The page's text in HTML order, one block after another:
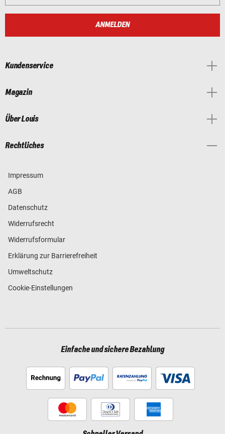
ANMELDEN
Kundenservice
Magazin
Über Louis
Rechtliches
Impressum
AGB
Datenschutz
Widerrufsrecht
Widerrufsformular
Erklärung zur Barrierefreiheit
Umweltschutz
Cookie-Einstellungen
Einfache und sichere Bezahlung